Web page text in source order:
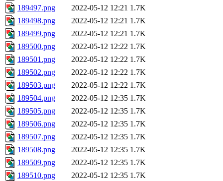
189497.png
2022-05-12 12:21 1.7K
189498.png
2022-05-12 12:21 1.7K
189499.png
2022-05-12 12:21 1.7K
189500.png
2022-05-12 12:22 1.7K
189501.png
2022-05-12 12:22 1.7K
189502.png
2022-05-12 12:22 1.7K
189503.png
2022-05-12 12:22 1.7K
189504.png
2022-05-12 12:35 1.7K
189505.png
2022-05-12 12:35 1.7K
189506.png
2022-05-12 12:35 1.7K
189507.png
2022-05-12 12:35 1.7K
189508.png
2022-05-12 12:35 1.7K
189509.png
2022-05-12 12:35 1.7K
189510.png
2022-05-12 12:35 1.7K